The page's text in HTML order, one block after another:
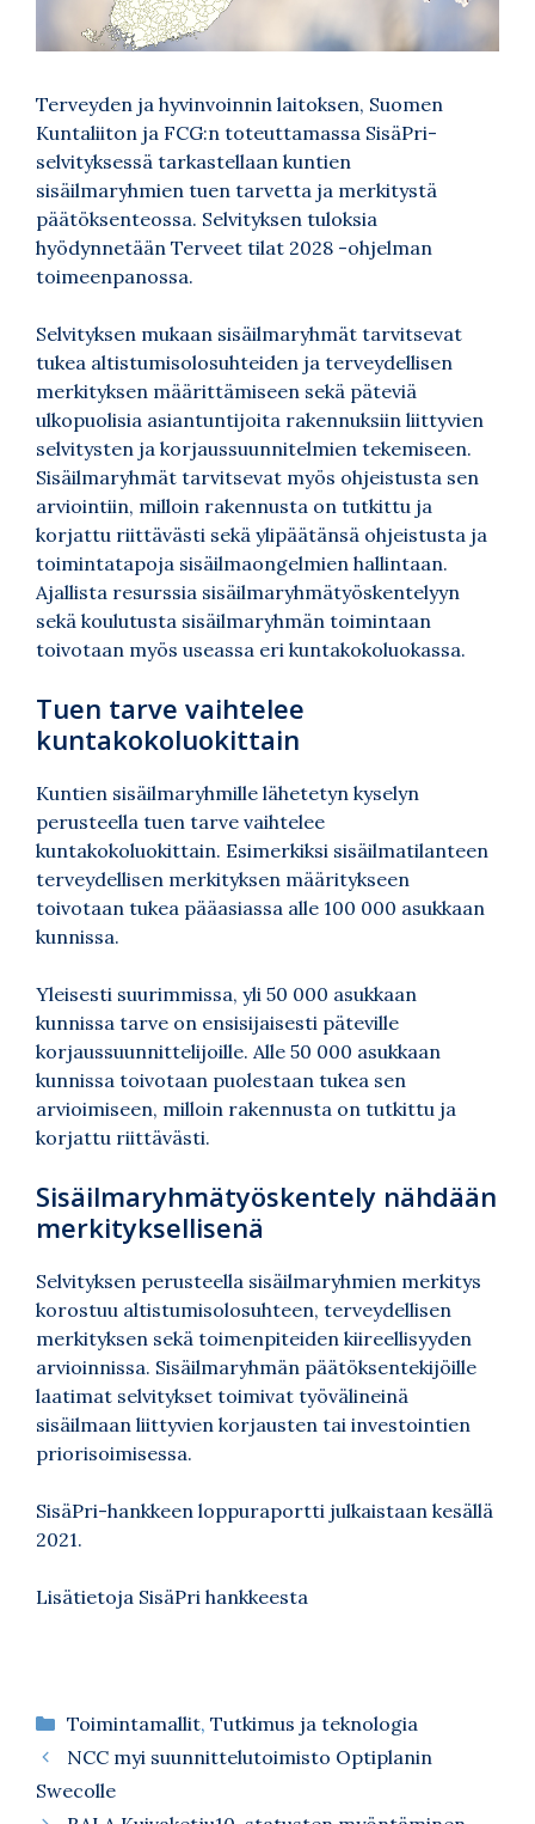
Terveyden ja hyvinvoinnin laitoksen, Suomen
Kuntaliiton ja FCG:n toteuttamassa SisäPri-
selvityksessä tarkastellaan kuntien
sisäilmaryhmien tuen tarvetta ja merkitystä
päätöksenteossa. Selvityksen tuloksia
hyödynnetään Terveet tilat 2028 -ohjelman
toimeenpanossa.
Selvityksen mukaan sisäilmaryhmät tarvitsevat
tukea altistumisolosuhteiden ja terveydellisen
merkityksen määrittämiseen sekä päteviä
ulkopuolisia asiantuntijoita rakennuksiin liittyvien
selvitysten ja korjaussuunnitelmien tekemiseen.
Sisäilmaryhmät tarvitsevat myös ohjeistusta sen
arviointiin, milloin rakennusta on tutkittu ja
korjattu riittävästi sekä ylipäätänsä ohjeistusta ja
toimintatapoja sisäilmaongelmien hallintaan.
Ajallista resurssia sisäilmaryhmätyöskentelyyn
sekä koulutusta sisäilmaryhmän toimintaan
toivotaan myös useassa eri kuntakokoluokassa.
Tuen tarve vaihtelee
kuntakokoluokittain
Kuntien sisäilmaryhmille lähetetyn kyselyn
perusteella tuen tarve vaihtelee
kuntakokoluokittain. Esimerkiksi sisäilmatilanteen
terveydellisen merkityksen määritykseen
toivotaan tukea pääasiassa alle 100 000 asukkaan
kunnissa.
Yleisesti suurimmissa, yli 50 000 asukkaan
kunnissa tarve on ensisijaisesti päteville
korjaussuunnittelijoille. Alle 50 000 asukkaan
kunnissa toivotaan puolestaan tukea sen
arvioimiseen, milloin rakennusta on tutkittu ja
korjattu riittävästi.
Sisäilmaryhmätyöskentely nähdään
merkityksellisenä
Selvityksen perusteella sisäilmaryhmien merkitys
korostuu altistumisolosuhteen, terveydellisen
merkityksen sekä toimenpiteiden kiireellisyyden
arvioinnissa. Sisäilmaryhmän päätöksentekijöille
laatimat selvitykset toimivat työvälineinä
sisäilmaan liittyvien korjausten tai investointien
priorisoimisessa.
SisäPri-hankkeen loppuraportti julkaistaan kesällä
2021.
Lisätietoja SisäPri hankkeesta
Kategoriat
Toimintamallit, Tutkimus ja teknologia
NCC myi suunnittelutoimisto Optiplanin
Swecolle